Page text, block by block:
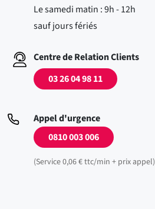
Le samedi matin : 9h - 12h
sauf jours fériés
Centre de Relation Clients
03 26 04 98 11
Appel d'urgence
0810 003 006
(Service 0,06 € ttc/min + prix appel)